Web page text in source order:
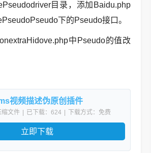
目录，添加Baidu.php
下的Pseudo接口。
中Pseudo的值改
视频描述伪原创插件
缩文件 已下载：624
下载方式：免费
立即下载